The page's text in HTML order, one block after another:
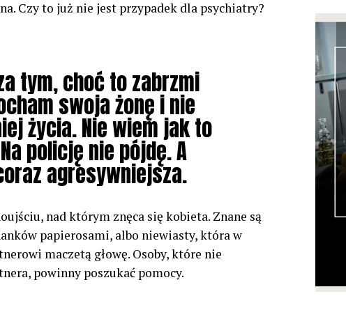
Czy to już nie jest przypadek dla psychiatry?
tym, choć to zabrzmi
swoja żonę i nie
życia. Nie wiem jak to
policję nie pójdę. A
agresywniejsza.
nad którym znęca się kobieta. Znane są
papierosami, albo niewiasty, która w
maczetą głowę. Osoby, które nie
powinny poszukać pomocy.